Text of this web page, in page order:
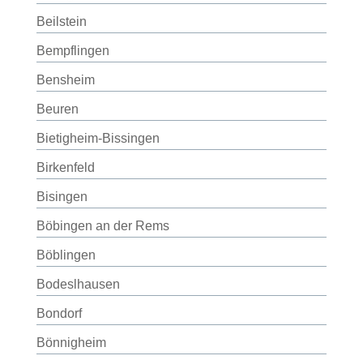
Beilstein
Bempflingen
Bensheim
Beuren
Bietigheim-Bissingen
Birkenfeld
Bisingen
Böbingen an der Rems
Böblingen
Bodeslhausen
Bondorf
Bönnigheim